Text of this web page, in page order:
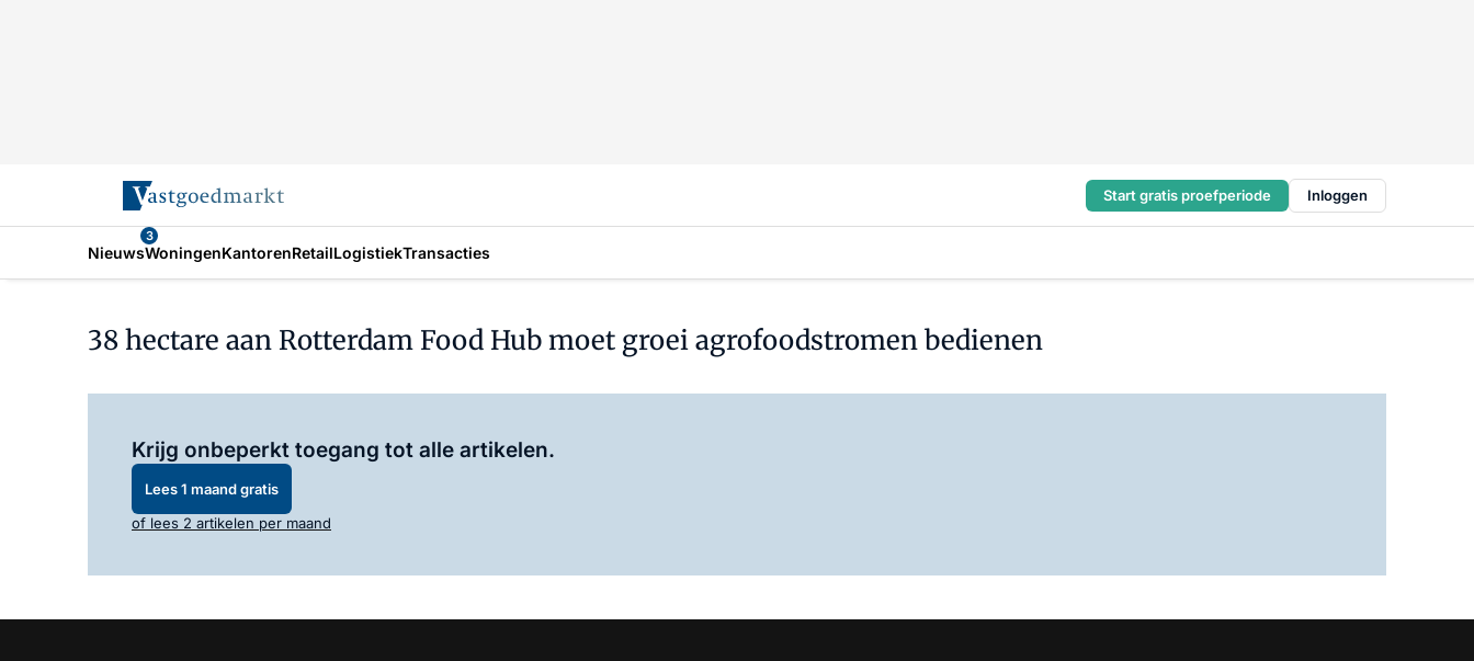
Start gratis proefperiode Inloggen
Nieuws
3
WoningenKantorenRetailLogistiekTransacties
38 hectare aan Rotterdam Food Hub moet groei agrofoodstromen bedienen
Krijg onbeperkt toegang tot alle artikelen.
Lees 1 maand gratis
of lees 2 artikelen per maand